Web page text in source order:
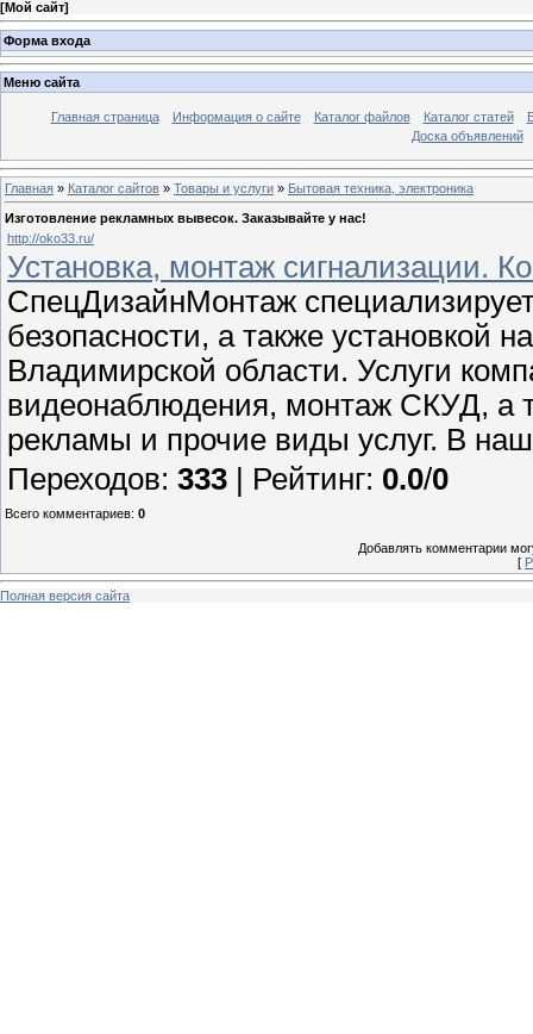
[Мой сайт]
Форма входа
Меню сайта
Главная страница Информация о сайте Каталог файлов Каталог статей
Доска объявлений
Главная » Каталог сайтов » Товары и услуги » Бытовая техника, электроника
Изготовление рекламных вывесок. Заказывайте у нас!
http://oko33.ru/
Установка, монтаж сигнализации.
СпецДизайнМонтаж
безопасности, а также установкой
Владимирской области. Услуги
видеонаблюдения, монтаж СКУД, а
рекламы и прочие виды услуг. В
Переходов: 333 | Рейтинг: 0.0/0
Всего комментариев: 0
Добавлять комментарии
[
Полная версия сайта